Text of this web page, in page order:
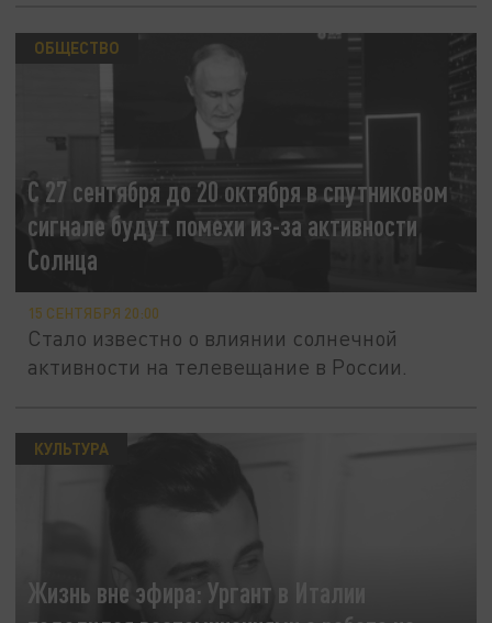
C 27 сентября до 20 октября в спутниковом
сигнале будут помехи из-за активности
Солнца
ОБЩЕСТВО
15 СЕНТЯБРЯ 20:00
Стало известно о влиянии солнечной
активности на телевещание в России.
Жизнь вне эфира: Ургант в Италии
КУЛЬТУРА